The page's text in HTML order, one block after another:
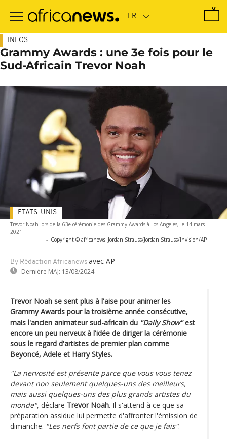
contenu
INFOS
Grammy Awards : une 3e fois pour le
Sud-Africain Trevor Noah
Trevor Noah lors de la 63e cérémonie des Grammy Awards à Los Angeles, le 14 mars
2021
- Copyright © africanews Jordan Strauss/Jordan Strauss/Invision/AP
By Rédaction Africanews avec AP
Dernière MAJ: 13/08/2024
ETATS-UNIS
Trevor Noah se sent plus à l'aise pour animer les
Grammy Awards pour la troisième année consécutive,
mais l'ancien animateur sud-africain du "Daily Show"est
encore un peu nerveux à l'idée de diriger la cérémonie
sous le regard d'artistes de premier plan comme
Beyoncé, Adele et Harry Styles.
"La nervosité est présente parce que vous vous tenez
devant non seulement quelques-uns des meilleurs,
mais aussi quelques-uns des plus grands artistes du
monde", déclare Trevor Noah. Il s'attend à ce que sa
préparation assidue lui permette d'affronter l'émission de
dimanche. "Les nerfs font partie de ce que je fais".